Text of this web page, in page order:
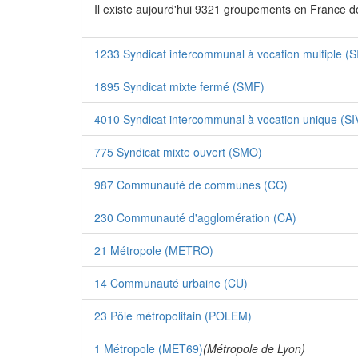
Il existe aujourd'hui 9321 groupements en France
1233 Syndicat intercommunal à vocation multiple
1895 Syndicat mixte fermé (SMF)
4010 Syndicat intercommunal à vocation unique
775 Syndicat mixte ouvert (SMO)
987 Communauté de communes (CC)
230 Communauté d'agglomération (CA)
21 Métropole (METRO)
14 Communauté urbaine (CU)
23 Pôle métropolitain (POLEM)
1 Métropole (MET69)(Métropole de Lyon)